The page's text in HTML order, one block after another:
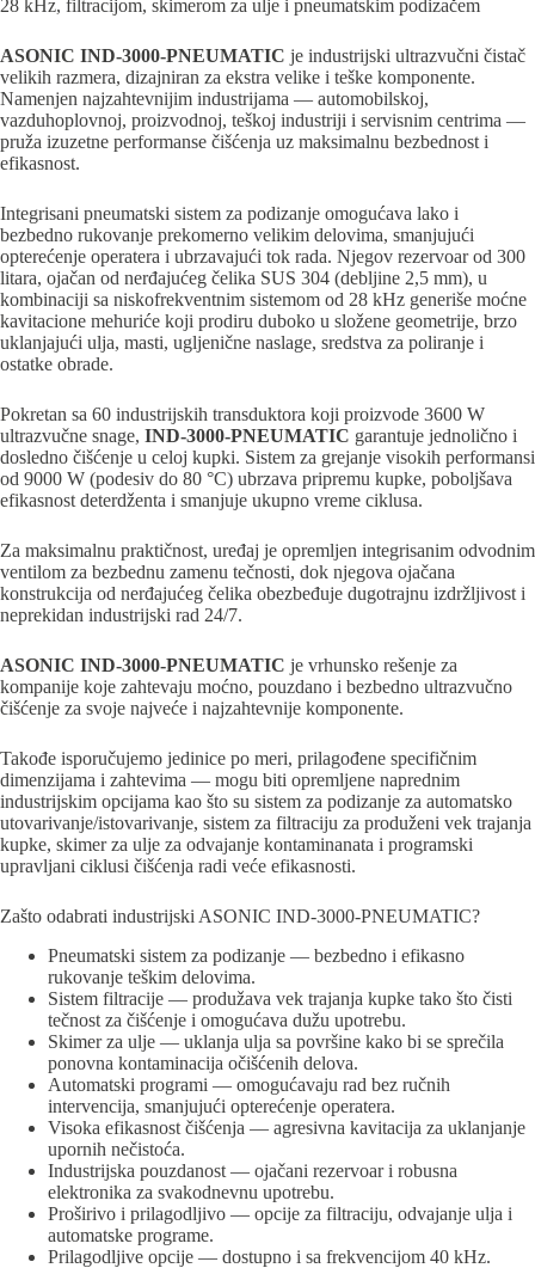
28 kHz, filtracijom, skimerom za ulje i pneumatskim podizačem
ASONIC IND-3000-PNEUMATIC je industrijski ultrazvučni čistač
velikih razmera, dizajniran za ekstra velike i teške komponente.
Namenjen najzahtevnijim industrijama — automobilskoj,
vazduhoplovnoj, proizvodnoj, teškoj industriji i servisnim centrima —
pruža izuzetne performanse čišćenja uz maksimalnu bezbednost i
efikasnost.
Integrisani pneumatski sistem za podizanje omogućava lako i
bezbedno rukovanje prekomerno velikim delovima, smanjujući
opterećenje operatera i ubrzavajući tok rada. Njegov rezervoar od 300
litara, ojačan od nerđajućeg čelika SUS 304 (debljine 2,5 mm), u
kombinaciji sa niskofrekventnim sistemom od 28 kHz generiše moćne
kavitacione mehuriće koji prodiru duboko u složene geometrije, brzo
uklanjajući ulja, masti, ugljenične naslage, sredstva za poliranje i
ostatke obrade.
Pokretan sa 60 industrijskih transduktora koji proizvode 3600 W
ultrazvučne snage, IND-3000-PNEUMATIC garantuje jednolično i
dosledno čišćenje u celoj kupki. Sistem za grejanje visokih performansi
od 9000 W (podesiv do 80 °C) ubrzava pripremu kupke, poboljšava
efikasnost deterdženta i smanjuje ukupno vreme ciklusa.
Za maksimalnu praktičnost, uređaj je opremljen integrisanim odvodnim
ventilom za bezbednu zamenu tečnosti, dok njegova ojačana
konstrukcija od nerđajućeg čelika obezbeđuje dugotrajnu izdržljivost i
neprekidan industrijski rad 24/7.
ASONIC IND-3000-PNEUMATIC je vrhunsko rešenje za
kompanije koje zahtevaju moćno, pouzdano i bezbedno ultrazvučno
čišćenje za svoje najveće i najzahtevnije komponente.
Takođe isporučujemo jedinice po meri, prilagođene specifičnim
dimenzijama i zahtevima — mogu biti opremljene naprednim
industrijskim opcijama kao što su sistem za podizanje za automatsko
utovarivanje/istovarivanje, sistem za filtraciju za produženi vek trajanja
kupke, skimer za ulje za odvajanje kontaminanata i programski
upravljani ciklusi čišćenja radi veće efikasnosti.
Zašto odabrati industrijski ASONIC IND-3000-PNEUMATIC?
Pneumatski sistem za podizanje — bezbedno i efikasno
rukovanje teškim delovima.
Sistem filtracije — produžava vek trajanja kupke tako što čisti
tečnost za čišćenje i omogućava dužu upotrebu.
Skimer za ulje — uklanja ulja sa površine kako bi se sprečila
ponovna kontaminacija očišćenih delova.
Automatski programi — omogućavaju rad bez ručnih
intervencija, smanjujući opterećenje operatera.
Visoka efikasnost čišćenja — agresivna kavitacija za uklanjanje
upornih nečistoća.
Industrijska pouzdanost — ojačani rezervoar i robusna
elektronika za svakodnevnu upotrebu.
Proširivo i prilagodljivo — opcije za filtraciju, odvajanje ulja i
automatske programe.
Prilagodljive opcije — dostupno i sa frekvencijom 40 kHz.